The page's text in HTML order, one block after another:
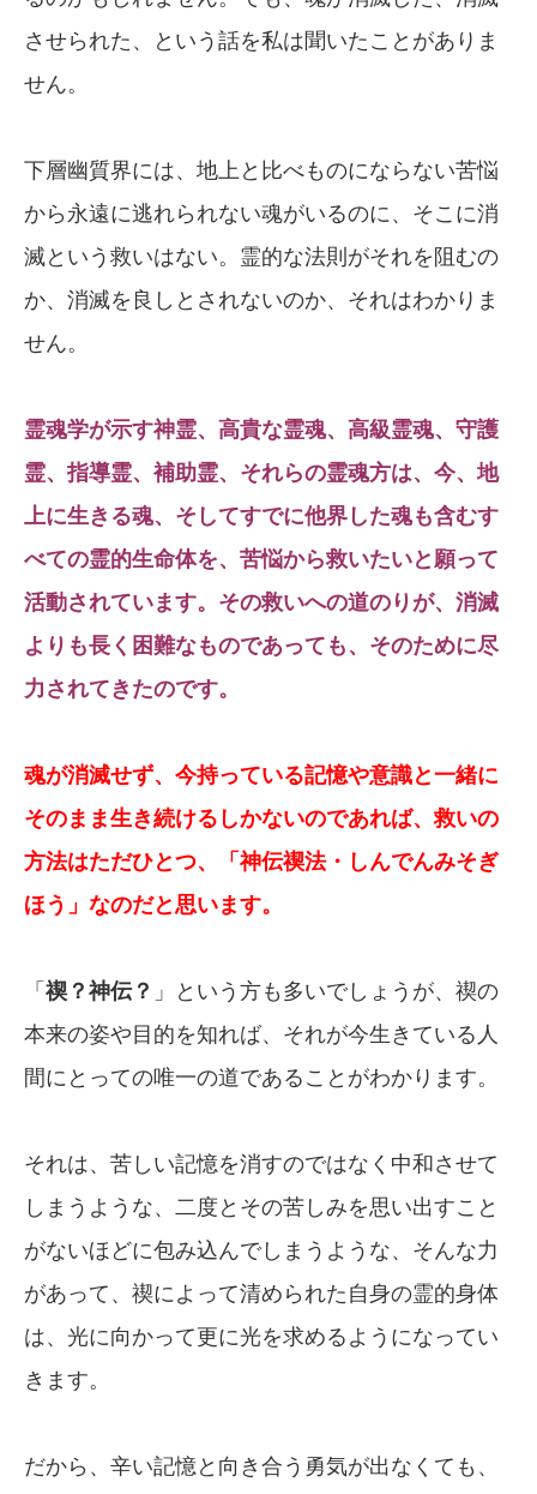
させられた、という話を私は聞いたことがありま
せん。
下層幽質界には、地上と比べものにならない苦悩
から永遠に逃れられない魂がいるのに、そこに消
滅という救いはない。霊的な法則がそれを阻むの
か、消滅を良しとされないのか、それはわかりま
せん。
霊魂学が示す神霊、高貴な霊魂、高級霊魂、守護
霊、指導霊、補助霊、それらの霊魂方は、今、地
上に生きる魂、そしてすでに他界した魂も含むす
べての霊的生命体を、苦悩から救いたいと願って
活動されています。その救いへの道のりが、消滅
よりも長く困難なものであっても、そのために尽
力されてきたのです。
魂が消滅せず、今持っている記憶や意識と一緒に
そのまま生き続けるしかないのであれば、救いの
方法はただひとつ、「神伝禊法・しんでんみそぎ
ほう」なのだと思います。
「 禊？神伝？ 」という方も多いでしょうが、禊の
本来の姿や目的を知れば、それが今生きている人
間にとっての唯一の道であることがわかります。
それは、苦しい記憶を消すのではなく中和させて
しまうような、二度とその苦しみを思い出すこと
がないほどに包み込んでしまうような、そんな力
があって、禊によって清められた自身の霊的身体
は、光に向かって更に光を求めるようになってい
きます。
だから、辛い記憶と向き合う勇気が出なくても、